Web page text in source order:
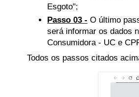
Esgoto";
Passo 03 - O último
será informar os dados
Consumidora - UC e
Todos os passos citados